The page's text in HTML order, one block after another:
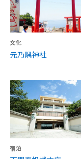
文化
元乃隅神社
宿泊